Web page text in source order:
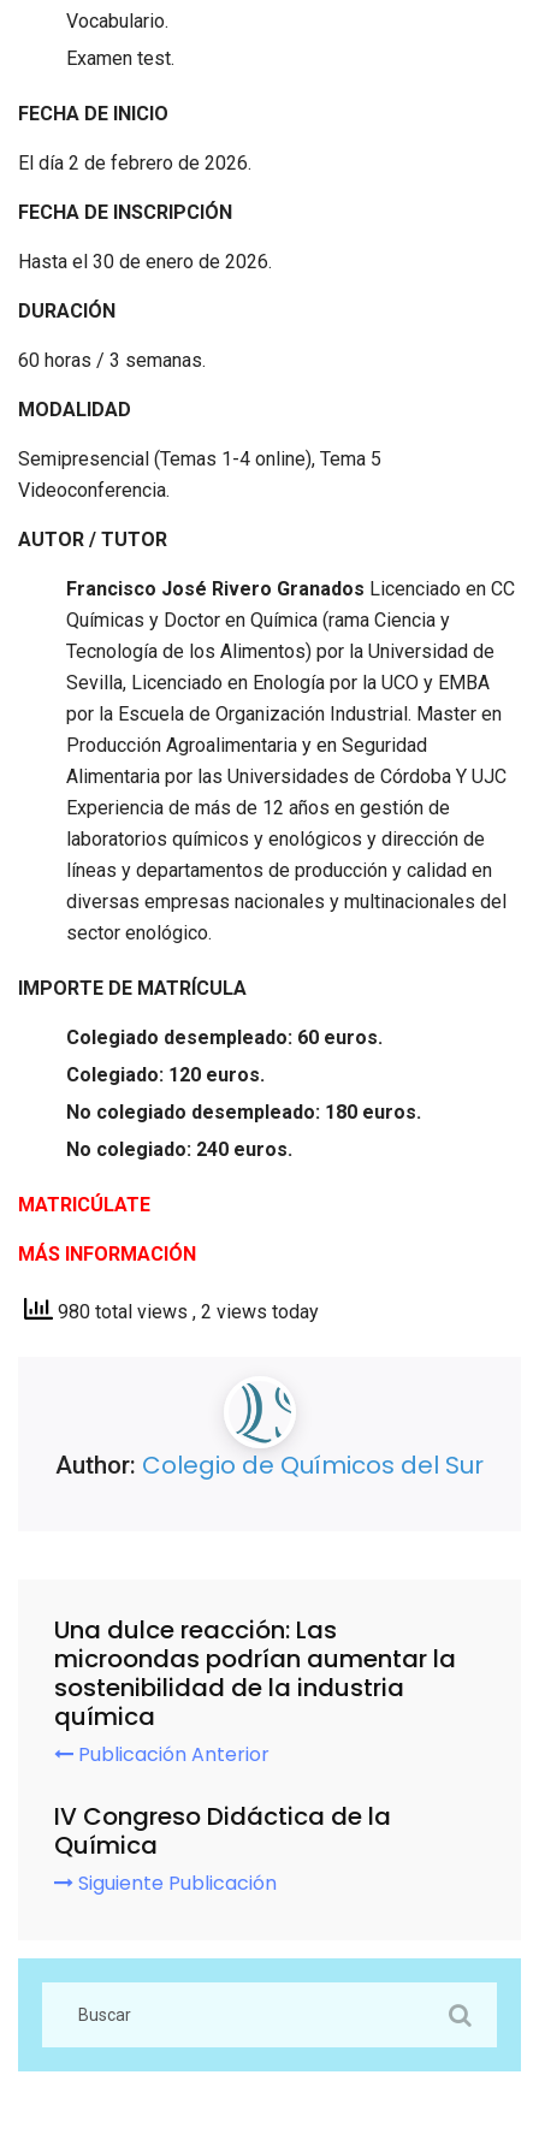
Vocabulario.
Examen test.
FECHA DE INICIO
El día 2 de febrero de 2026.
FECHA DE INSCRIPCIÓN
Hasta el 30 de enero de 2026.
DURACIÓN
60 horas / 3 semanas.
MODALIDAD
Semipresencial (Temas 1-4 online), Tema 5
Videoconferencia.
AUTOR / TUTOR
Francisco José Rivero Granados Licenciado en CC
Químicas y Doctor en Química (rama Ciencia y
Tecnología de los Alimentos) por la Universidad de
Sevilla, Licenciado en Enología por la UCO y EMBA
por la Escuela de Organización Industrial. Master en
Producción Agroalimentaria y en Seguridad
Alimentaria por las Universidades de Córdoba Y UJC
Experiencia de más de 12 años en gestión de
laboratorios químicos y enológicos y dirección de
líneas y departamentos de producción y calidad en
diversas empresas nacionales y multinacionales del
sector enológico.
IMPORTE DE MATRÍCULA
Colegiado desempleado: 60 euros.
Colegiado: 120 euros.
No colegiado desempleado: 180 euros.
No colegiado: 240 euros.
MATRICÚLATE
MÁS INFORMACIÓN
980 total views , 2 views today
Author: Colegio de Químicos del Sur
Una dulce reacción: Las
microondas podrían aumentar la
sostenibilidad de la industria
química
Publicación Anterior
IV Congreso Didáctica de la
Química
Siguiente Publicación